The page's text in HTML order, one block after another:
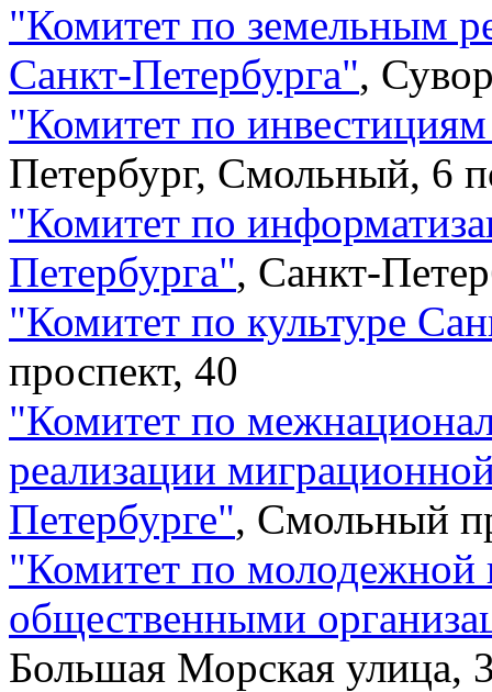
"Комитет по земельным
Санкт-Петербурга",
"Комитет по
Петербург, Смольный, 6
"Комитет по
Петербурга", Санкт-
"Комитет по культуре
проспект, 40
"Комитет по
реализации
Петербурге", Смольный
"Комитет по молодежной
общественными
Большая Морская улица,